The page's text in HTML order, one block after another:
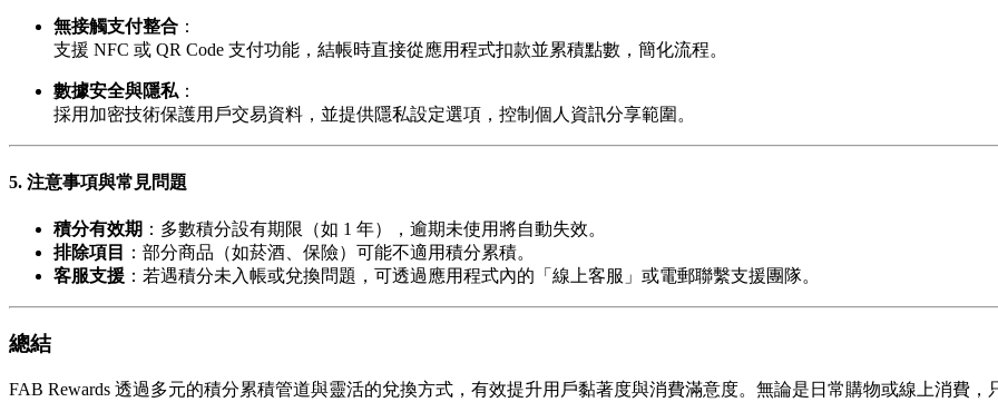
無接觸支付整合 ：
支援 NFC 或 QR Code 支付功能，結帳時直接從應用程式扣款並累積點數，簡化流程。
數據安全與隱私：
採用加密技術保護用戶交易資料，並提供隱私設定選項，控制個人資訊分享範圍。
5. 注意事項與常見問題
積分有效期 ：多數積分設有期限（如 1 年），逾期未使用將自動失效。
排除項目
：部分商品（如菸酒、保險）可能不適用積分累積。
客服支援 ：若遇積分未入帳或兌換問題，可透過應用程式內的「線上客服」或電郵聯繫支援團隊。
總結
FAB Rewards 透過多元的積分累積管道與靈活的兌換方式，有效提升用戶黏著度與消費滿意度。無論是日常購物或線上消費